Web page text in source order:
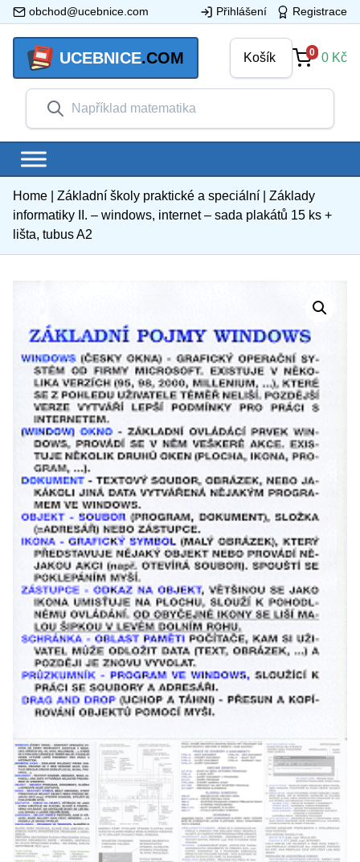
obchod@ucebnice.com Přihlášení Registrace
UCEBNICE.COM Košík 0 0 Kč
Home Základní školy praktické a speciální
Základy
informatiky II. – windows, internet – sada plakátů 15 ks +
lišta, tubus A2